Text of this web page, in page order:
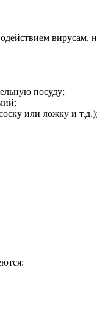
посуду;
или ложку и т.д.);